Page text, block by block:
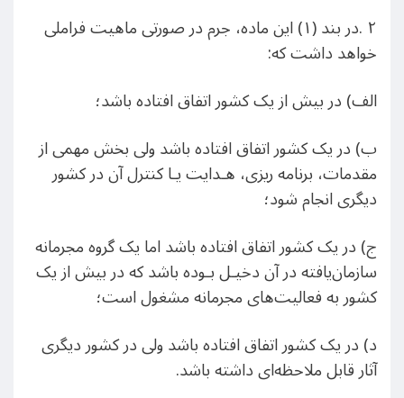
٢ .در بند (١) این ماده، جرم در صورتی ماهیت فراملی
خواهد داشت که:
الف) در بیش از یک کشور اتفاق افتاده باشد؛
ب) در یک کشور اتفاق افتاده باشد ولی بخش مهمی از
مقدمات، برنامه ریزی، هـدایت یـا کنترل آن در کشور
دیگری انجام شود؛
ج) در یک کشور اتفاق افتاده باشد اما یک گروه مجرمانه
سازمان‌یافته در آن دخیـل بـوده باشد که در بیش از یک
کشور به فعالیت‌های مجرمانه مشغول است؛
د) در یک کشور اتفاق افتاده باشد ولی در کشور دیگری
آثار قابل ملاحظه‌ای داشته باشد.